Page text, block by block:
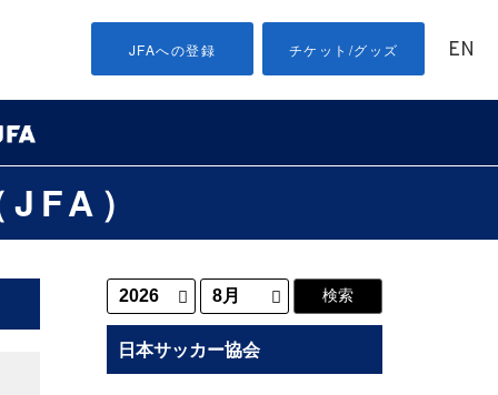
JFAへの登録 チケット/グッズ EN
）
日本サッカー協会